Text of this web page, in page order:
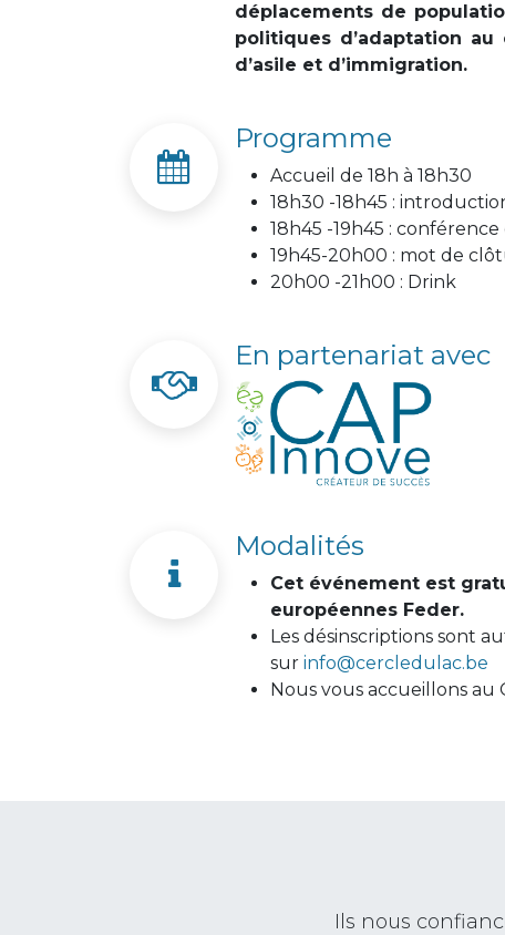
déplacements de
politiques d’adaptation
d’asile et d’immigration.
Programme
Accueil de 18h à 18h30
18h30 -18h45 :
18h45 -19h45 :
19h45-20h00 : mot de
20h00 -21h00 : Drink
En partenariat avec
Modalités
Cet événement est
européennes Feder.
Les désinscriptions sont
sur info@cercledulac.be
Nous vous accueillons au
Ils nous